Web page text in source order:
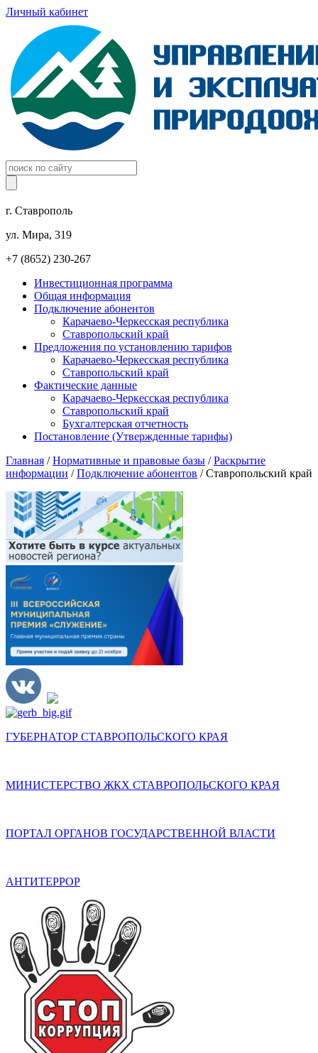
Личный кабинет
г. Ставрополь
ул. Мира, 319
+7 (8652) 230-267
Инвестиционная программа
Общая информация
Подключение абонентов
Карачаево-Черкесская республика
Ставропольский край
Предложения по установлению тарифов
Карачаево-Черкесская республика
Ставропольский край
Фактические данные
Карачаево-Черкесская республика
Ставропольский край
Бухгалтерская отчетность
Постановление (Утвержденные тарифы)
Главная /Нормативные и правовые базы /Раскрытие
информации /Подключение абонентов /Ставропольский край
ГУБЕРНАТОР СТАВРОПОЛЬСКОГО КРАЯ
МИНИСТЕРСТВО ЖКХ СТАВРОПОЛЬСКОГО КРАЯ
ПОРТАЛ ОРГАНОВ ГОСУДАРСТВЕННОЙ ВЛАСТИ
АНТИТЕРРОР